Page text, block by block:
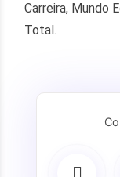
Carreira, Mundo
Total.